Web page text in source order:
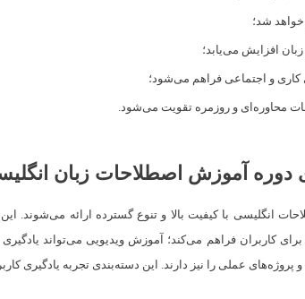
شد؛
افزایش می‌یابد؛
کاری و اجتماعی فراهم می‌شود؛
محاوره‌ای و روزمره تقویت می‌شود.
دوره آموزش اصطلاحات زبان
انگلیسی با کیفیت بالا و تنوع گسترده ارائه
کاربران فراهم می‌کند؛ آموزش ویدیویی می‌تواند
عملی را نیز دارند. این دسته‌بندی تجربه یادگیری